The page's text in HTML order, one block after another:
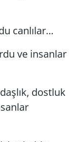
canlılar…
ve insanlar
dostluk